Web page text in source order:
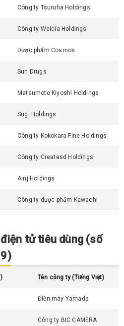
Công ty Tsuruha Holdings
Công ty Welcia Holdings
Dược phẩm Cosmos
Sun Drugs
Matsumoto Kiyoshi Holdings
Sugi Holdings
Công ty Kokokara Fine Holdings
Công ty Createsd Holdings
Ainj Holdings
Công ty dược phẩm Kawachi
tử tiêu dùng (số
Tên công ty (Tiếng Việt)
Điện máy Yamada
Công ty BIC CAMERA